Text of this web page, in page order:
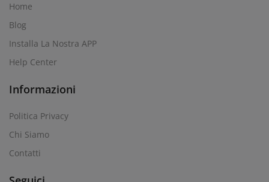
Home
Blog
Installa La Nostra APP
Help Center
Informazioni
Politica Privacy
Chi Siamo
Contatti